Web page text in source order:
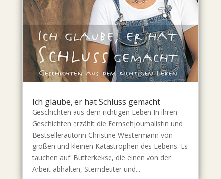
Ich glaube, er hat Schluss gemacht
Geschichten aus dem richtigen Leben In ihren
Geschichten erzählt die Fernsehjournalistin und
Bestsellerautorin Christine Westermann von
großen und kleinen Katastrophen des Lebens. Es
tauchen auf: Butterkekse, die einen von der
Arbeit abhalten, Sterndeuter und...